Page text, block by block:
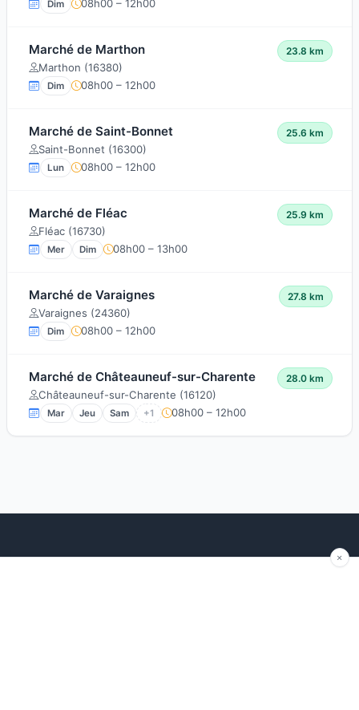
Dim 08h00 – 12h00
Marché de Marthon
Marthon (16380)
23.8 km
Dim 08h00 – 12h00
Marché de Saint-Bonnet
Saint-Bonnet (16300)
25.6 km
Lun 08h00 – 12h00
Marché de Fléac
Fléac (16730)
25.9 km
Mer Dim 08h00 – 13h00
Marché de Varaignes
Varaignes (24360)
27.8 km
Dim 08h00 – 12h00
Marché de Châteauneuf-sur-Charente
Châteauneuf-sur-Charente (16120)
28.0 km
Mar Jeu Sam +1 08h00 – 12h00
Explorer Blog